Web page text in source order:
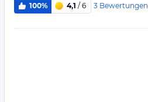
100% 4,1 / 6 3 Bewertungen